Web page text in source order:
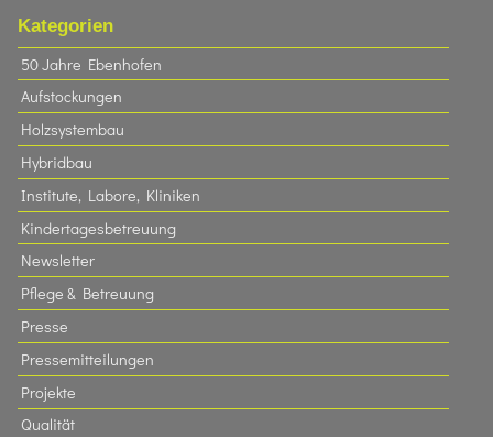
Kategorien
50 Jahre Ebenhofen
Aufstockungen
Holzsystembau
Hybridbau
Institute, Labore, Kliniken
Kindertagesbetreuung
Newsletter
Pflege & Betreuung
Presse
Pressemitteilungen
Projekte
Qualität